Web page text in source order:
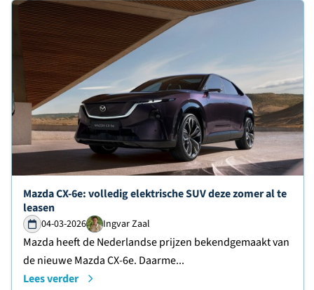
Lees verder over
Mazda CX-6e: volledig elektrische SUV deze zomer al te
leasen
04-03-2026 Ingvar Zaal
Mazda heeft de Nederlandse prijzen bekendgemaakt van
de nieuwe Mazda CX-6e. Daarme...
Lees verder